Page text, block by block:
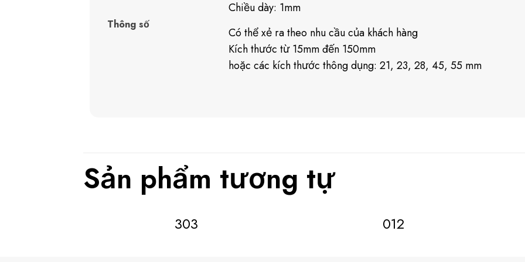
Thông số
Chiều dày: 1mm
Có thể xẻ ra theo nhu cầu của khách hàng
Kích thước từ 15mm đến 150mm
hoặc các kích thước thông dụng: 21, 23, 28, 45, 55 mm
Sản phẩm tương tự
303 012